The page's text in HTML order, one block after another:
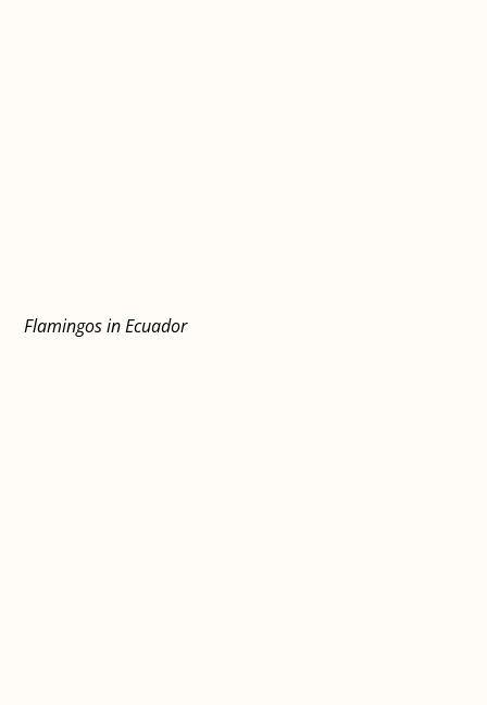
Flamingos in Ecuador